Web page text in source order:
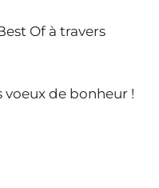
Of à travers
voeux de bonheur !